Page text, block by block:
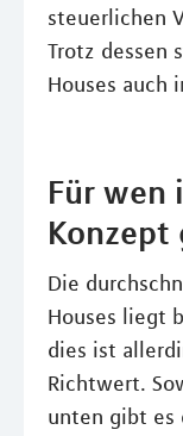
steuerlichen
Trotz dessen
Houses auch
Für wen
Konzept
Die
Houses liegt
dies ist
Richtwert.
unten gibt es